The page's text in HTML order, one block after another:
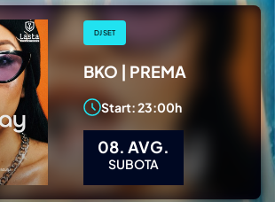
DJ SET
BKO | PREMA
Start: 23:00h
08. AVG.
SUBOTA